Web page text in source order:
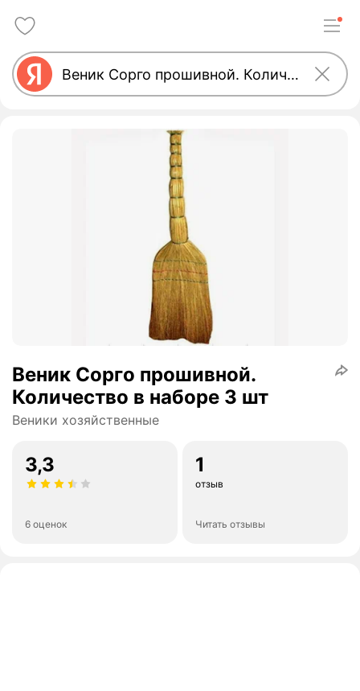
Веник Сорго прошивной.
Количество в наборе 3 шт
Веники хозяйственные
3,3
6 оценок
1
отзыв
Читать отзывы